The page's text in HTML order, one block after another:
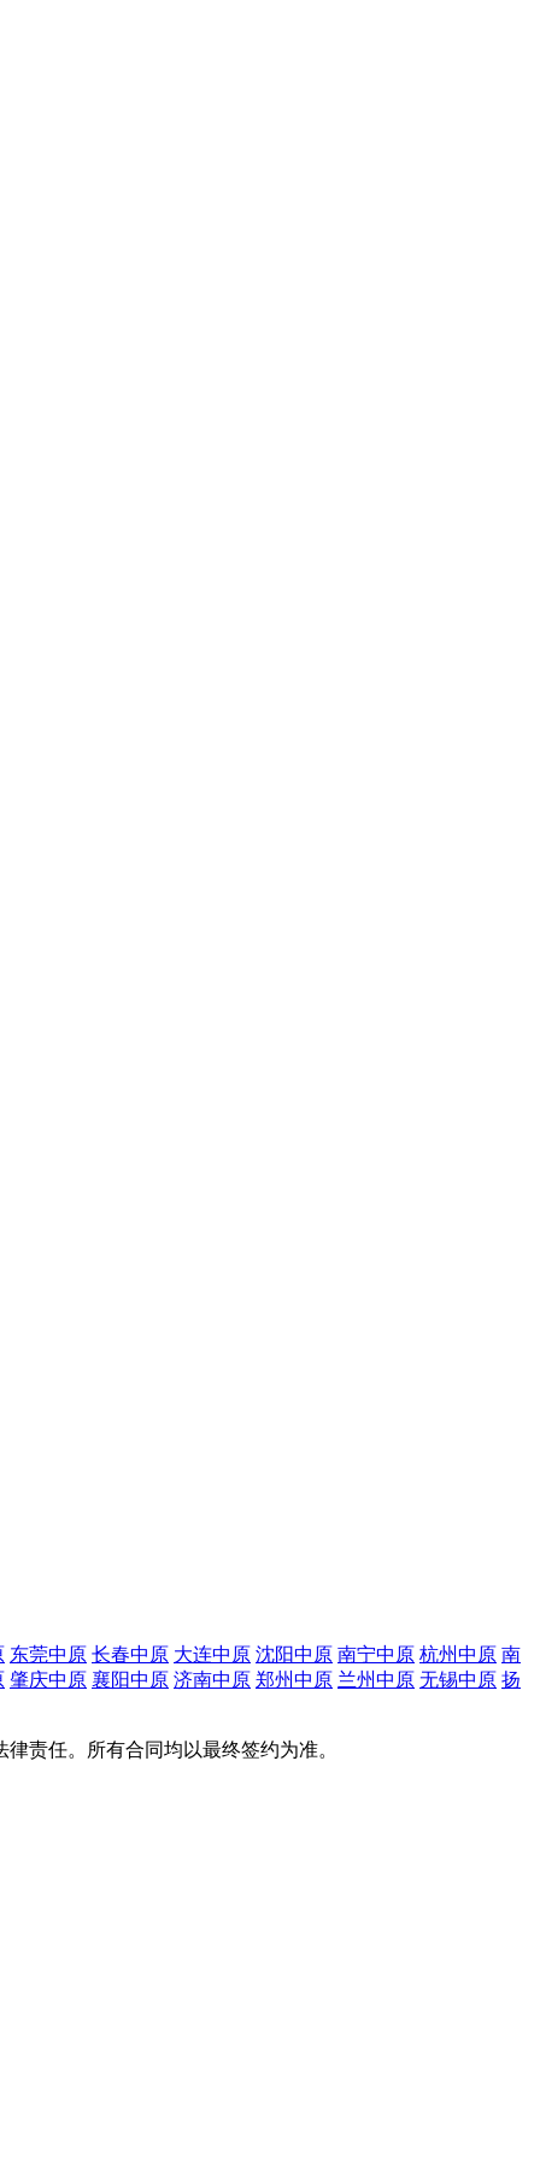
东莞中原 长春中原 大连中原 沈阳中原 南宁中原 杭州中原 南
肇庆中原 襄阳中原 济南中原 郑州中原 兰州中原 无锡中原 扬
责任。所有合同均以最终签约为准。